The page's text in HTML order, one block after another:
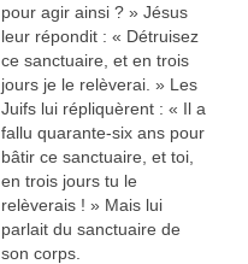
pour agir ainsi ? » Jésus
leur répondit : « Détruisez
ce sanctuaire, et en trois
jours je le relèverai. » Les
Juifs lui répliquèrent : « Il a
fallu quarante-six ans pour
bâtir ce sanctuaire, et toi,
en trois jours tu le
relèverais ! » Mais lui
parlait du sanctuaire de
son corps.